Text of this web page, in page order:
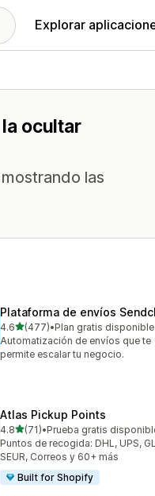
Explorar
ocultar
las
Plataforma de envíos
4.6de 5 estrellas
(477)
477 reseñas en total
•Plan gratis disponible
Automatización de envíos que te
permite escalar tu negocio.
Atlas Pickup Points
4.8de 5 estrellas
(71)
71 reseñas en total
•Prueba gratis
Puntos de recogida: DHL, UPS,
SEUR, Correos y 60+ más
Built for Shopify